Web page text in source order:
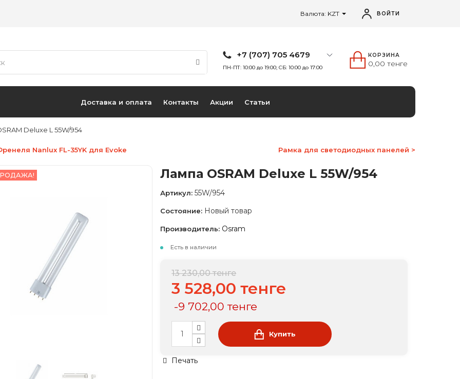
Валюта: KZT ВОЙТИ
+7 (707) 705 4679
ПН-ПТ: 10:00 до 19:00; СБ: 10:00 до 17:00
КОРЗИНА
0,00 тенге
Доставка и оплата Контакты Акции Статьи
Deluxe L 55W/954
Nanlux FL-35YK для Evoke Рамка для светодиодных панелей >
Лампа OSRAM Deluxe L 55W/954
Артикул: 55W/954
Состояние: Новый товар
Производитель: Osram
Есть в наличии
13 230,00 тенге
3 528,00 тенге
-9 702,00 тенге
Купить
Печать